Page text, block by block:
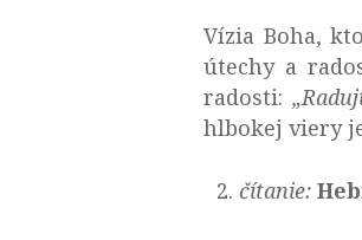
Vízia Boha,
útechy a
radosti:„
hlbokej viery
čítanie: